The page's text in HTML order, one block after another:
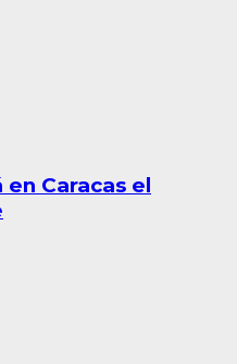
Caracas el